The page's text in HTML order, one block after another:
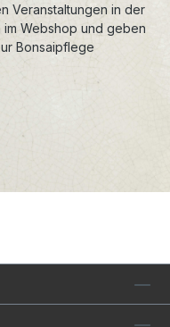
Veranstaltungen in der
Webshop und geben
Bonsaipflege